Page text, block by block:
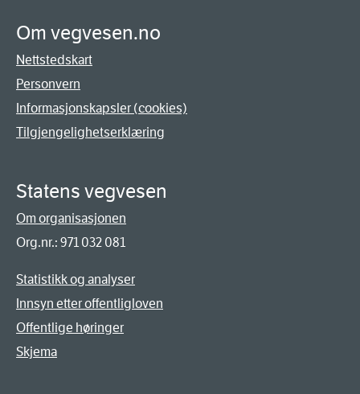
Om vegvesen.no
Nettstedskart
Personvern
Informasjonskapsler (cookies)
Tilgjengelighetserklæring
Statens vegvesen
Om organisasjonen
Org.nr.: 971 032 081
Statistikk og analyser
Innsyn etter offentligloven
Offentlige høringer
Skjema